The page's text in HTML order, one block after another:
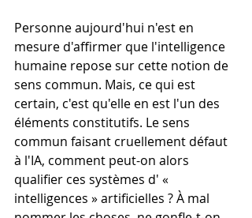
Personne aujourd'hui n'est en
mesure d'affirmer que l'intelligence
humaine repose sur cette notion de
sens commun. Mais, ce qui est
certain, c'est qu'elle en est l'un des
éléments constitutifs. Le sens
commun faisant cruellement défaut
à l'IA, comment peut-on alors
qualifier ces systèmes d' «
intelligences » artificielles ? À mal